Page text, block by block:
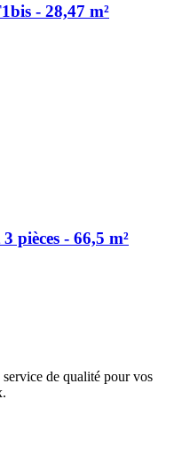
- 28,47 m²
pièces - 66,5 m²
de qualité pour vos